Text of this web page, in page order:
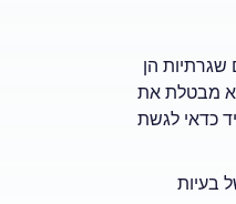
הן
לא מבטלת את
כדאי לגשת
בעיות